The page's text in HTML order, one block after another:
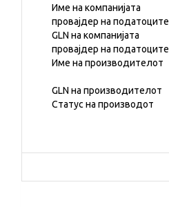
Име на компанијата
провајдер на податоците
GLN на компанијата
провајдер на податоците
Име на производителот
GLN на производителот
Статус на производот